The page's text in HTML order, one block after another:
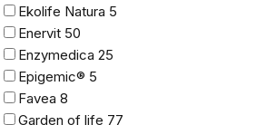
Ekolife Natura 5
Enervit 50
Enzymedica 25
Epigemic® 5
Favea 8
Garden of life 77